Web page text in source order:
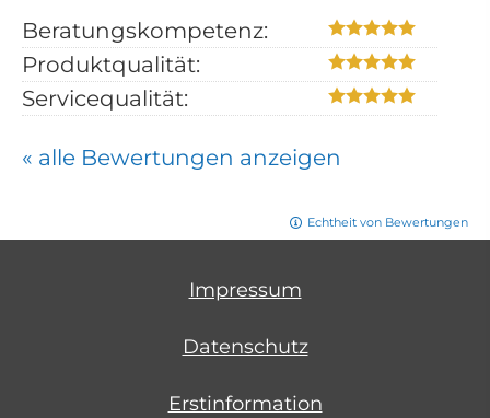
Beratungskompetenz:
Produktqualität:
Servicequalität:
« alle Bewertungen anzeigen
Echtheit von Bewertungen
Impressum
Datenschutz
Erstinformation